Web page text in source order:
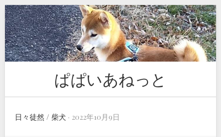
Skip
to
content
ぱぱいあねっと
日々徒然 / 柴犬 · 2022年10月9日